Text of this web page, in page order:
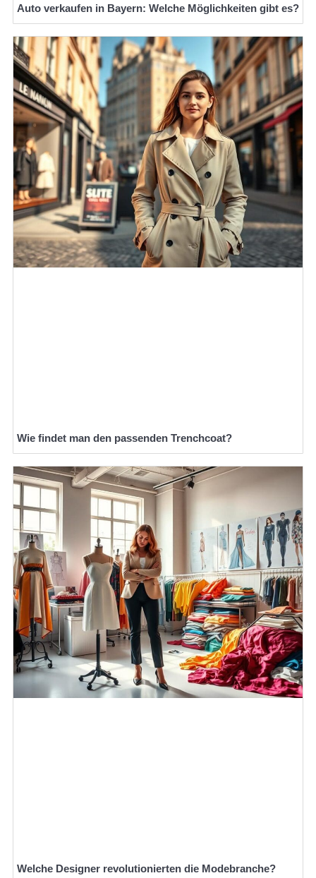
Auto verkaufen in Bayern: Welche Möglichkeiten gibt es?
Wie findet man den passenden Trenchcoat?
Welche Designer revolutionierten die Modebranche?